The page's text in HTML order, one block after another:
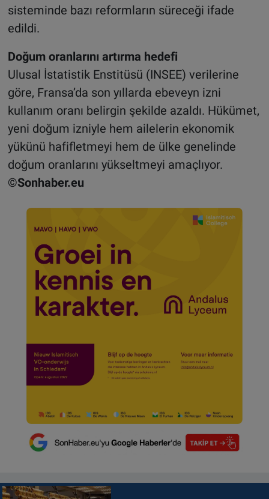
sisteminde bazı reformların süreceği ifade
edildi.
Doğum oranlarını artırma hedefi
Ulusal İstatistik Enstitüsü (INSEE) verilerine
göre, Fransa’da son yıllarda ebeveyn izni
kullanım oranı belirgin şekilde azaldı. Hükümet,
yeni doğum izniyle hem ailelerin ekonomik
yükünü hafifletmeyi hem de ülke genelinde
doğum oranlarını yükseltmeyi amaçlıyor.
©Sonhaber.eu